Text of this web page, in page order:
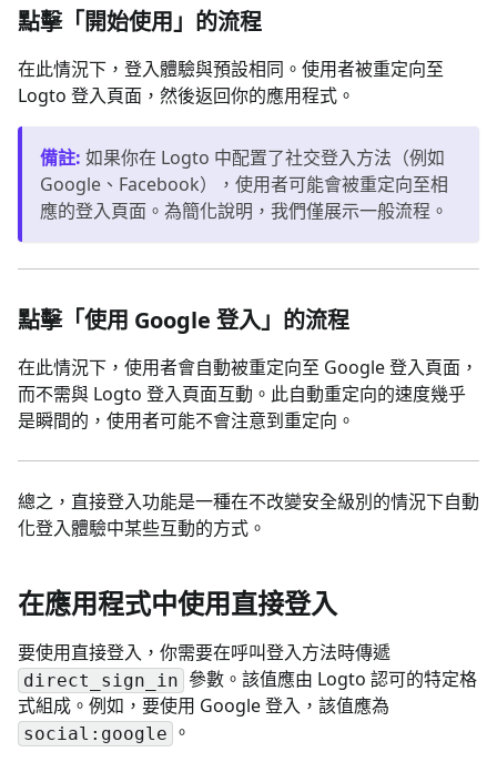
點擊「開始使用」的流程
在此情況下，登入體驗與預設相同。使用者被重定向至
Logto 登入頁面，然後返回你的應用程式。
備註: 如果你在 Logto 中配置了社交登入方法（例如
Google、Facebook），使用者可能會被重定向至相
應的登入頁面。為簡化說明，我們僅展示一般流程。
點擊「使用 Google 登入」的流程
在此情況下，使用者會自動被重定向至 Google 登入頁面，
而不需與 Logto 登入頁面互動。此自動重定向的速度幾乎
是瞬間的，使用者可能不會注意到重定向。
總之，直接登入功能是一種在不改變安全級別的情況下自動
化登入體驗中某些互動的方式。
在應用程式中使用直接登入
要使用直接登入，你需要在呼叫登入方法時傳遞
direct_sign_in 參數。該值應由 Logto 認可的特定格
式組成。例如，要使用 Google 登入，該值應為
social:google 。